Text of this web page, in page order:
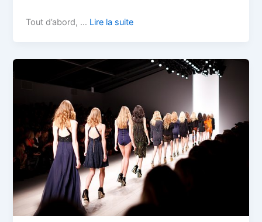
Tout d’abord, … Lire la suite